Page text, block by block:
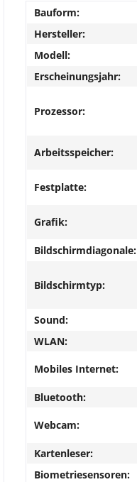
Bauform:
Hersteller:
Modell:
Erscheinungsjahr:
Prozessor:
Arbeitsspeicher:
Festplatte:
Grafik:
Bildschirmdiagonale:
Bildschirmtyp:
Sound:
WLAN:
Mobiles Internet:
Bluetooth:
Webcam:
Kartenleser:
Biometriesensoren: